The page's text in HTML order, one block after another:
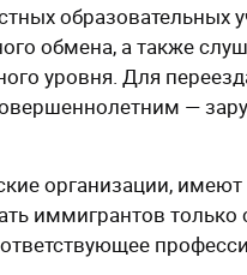
образовательных
обмена, а также
уровня. Для
—
организации,
иммигрантов